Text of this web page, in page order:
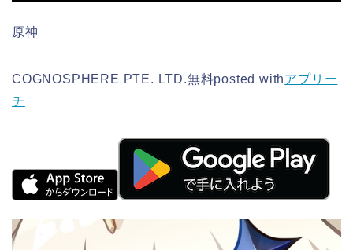
原神
COGNOSPHERE PTE. LTD.無料posted withアプリー
チ